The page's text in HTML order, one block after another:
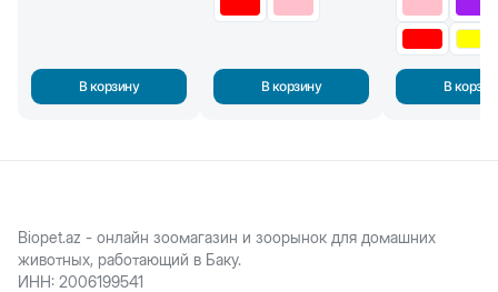
В корзину В корзину В
Biopet.az - онлайн зоомагазин и зоорынок для домашних
животных, работающий в Баку.
ИНН: 2006199541